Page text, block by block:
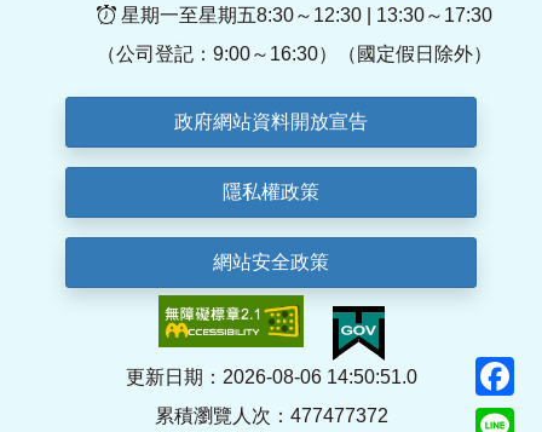
星期一至星期五8:30～12:30 | 13:30～17:30
（公司登記：9:00～16:30）（國定假日除外）
政府網站資料開放宣告
隱私權政策
網站安全政策
更新日期：2026-08-06 14:50:51.0
累積瀏覽人次：477477372